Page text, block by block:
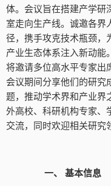
体。会议旨在搭建产学研
室走向生产线。诚邀各界
径，携手攻克技术瓶颈，
产业生态体系注入新动能
将邀请多位高水平专家出
会议期间分享他们的研究
题，推动学术界和产业界
外高校、科研机构专家、
交流，同时欢迎相关研究
一、 基本信息